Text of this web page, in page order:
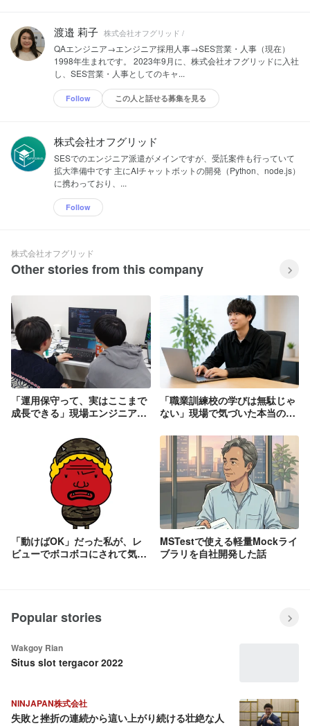
渡邉 莉子 株式会社オフグリッド /
QAエンジニア→エンジニア採用人事→SES営業・人事（現在）
1998年生まれです。 2023年9月に、株式会社オフグリッドに入社
し、SES営業・人事としてのキャ...
Follow この人と話せる募集を見る
株式会社オフグリッド
SESでのエンジニア派遣がメインですが、受託案件も行っていて
拡大準備中です 主にAIチャットボットの開発（Python、node.js）
に携わっており、...
Follow
株式会社オフグリッド
Other stories from this company
「運用保守って、実はここまで
成長できる」現場エンジニアが
「職業訓練校の学びは無駄じゃ
ない」現場で気づいた本当の価
「動けばOK」だった私が、レ
ビューでボコボコにされて気付
MSTestで使える軽量Mockライ
ブラリを自社開発した話
Popular stories
Wakgoy Rian
Situs slot tergacor 2022
NINJAPAN株式会社
失敗と挫折の連続から這い上がり続ける壮絶な人